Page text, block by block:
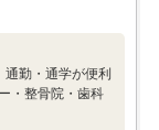
勤・通学が便利
・整骨院・歯科